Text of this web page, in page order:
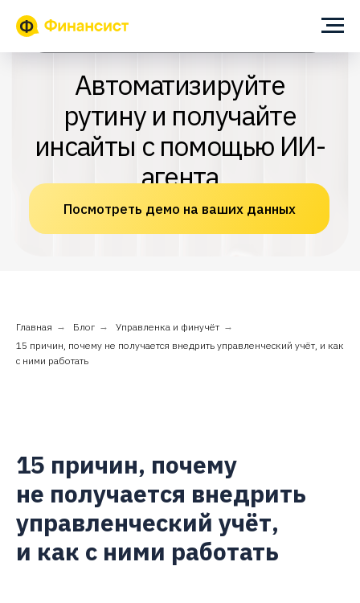
ИИ-помощник для собственника и финансового директора
Автоматизируйте
рутину и получайте
инсайты с помощью ИИ-
агента
Посмотреть демо на ваших данных
Главная → Блог → Управленка и финучёт →
15 причин, почему не получается внедрить управленческий учёт, и как
с ними работать
15 причин, почему
не получается внедрить
управленческий учёт,
и как с ними работать